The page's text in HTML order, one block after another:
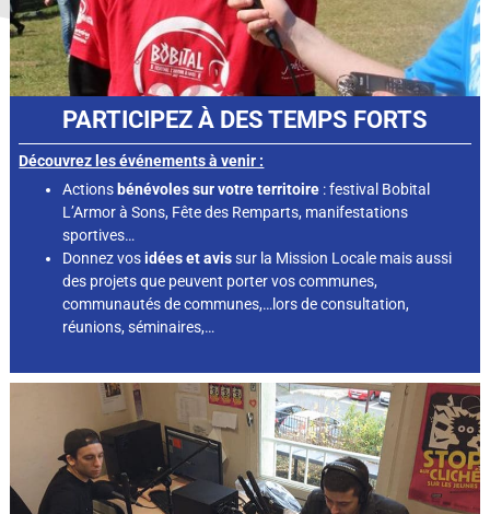
PARTICIPEZ À DES TEMPS FORTS
Découvrez les événements à venir :
Actions bénévoles sur votre territoire : festival Bobital
L’Armor à Sons, Fête des Remparts, manifestations
sportives…
Donnez vosidées et avissur la Mission Locale mais aussi
des projets que peuvent porter vos communes,
communautés de communes,…lors de consultation,
réunions, séminaires,…